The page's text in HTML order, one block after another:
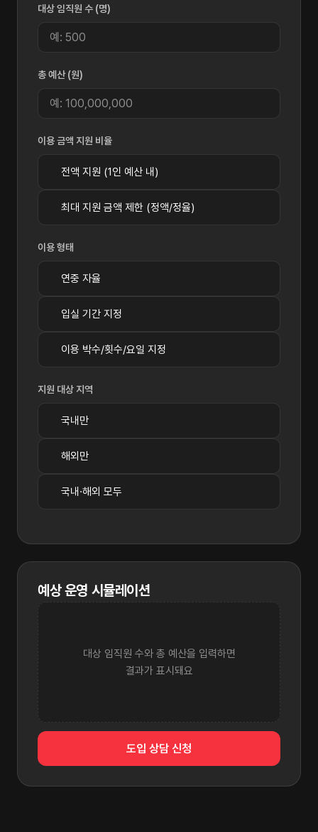
대상 임직원 수 (명)
총 예산 (원)
이용 금액 지원 비율
전액 지원 (1인 예산 내)
최대 지원 금액 제한 (정액/정율)
이용 형태
연중 자율
입실 기간 지정
이용 박수/횟수/요일 지정
지원 대상 지역
국내만
해외만
국내·해외 모두
예상 운영 시뮬레이션
대상 임직원 수와 총 예산을 입력하면
결과가 표시돼요
도입 상담 신청